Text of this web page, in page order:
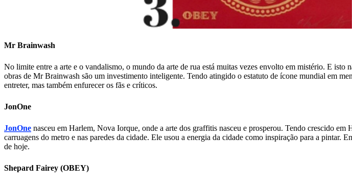
Mr Brainwash
No limite entre a arte e o vandalismo, o mundo da arte de rua está muitas vezes envolto em mistério. E isto
obras de Mr Brainwash são um investimento inteligente. Tendo atingido o estatuto de ícone mundial em
entreter, mas também enfurecer os fãs e críticos.
JonOne
JonOne nasceu em Harlem, Nova Iorque, onde a arte dos graffitis nasceu e prosperou. Tendo crescido
carruagens do metro e nas paredes da cidade. Ele usou a energia da cidade como inspiração para a pintar.
de hoje.
Shepard Fairey (OBEY)